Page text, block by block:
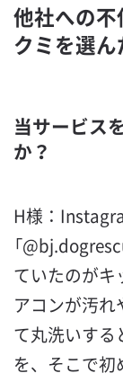
他社への
クミを選ん
当サービス
か？
H様：
「
ていたのがキ
アコンが汚
て丸洗いする
を、そこで初